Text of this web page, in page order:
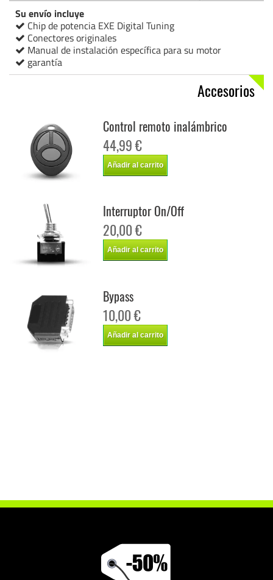
Su envío incluye
Chip de potencia EXE Digital Tuning
Conectores originales
Manual de instalación específica para su motor
garantía
Accesorios
Control remoto inalámbrico
44,99 €
Añadir al carrito
Interruptor On/Off
20,00 €
Añadir al carrito
Bypass
10,00 €
Añadir al carrito